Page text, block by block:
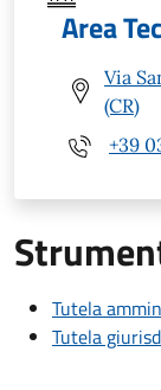
Area
Via
(CR)
+39
Tutela
Tutela